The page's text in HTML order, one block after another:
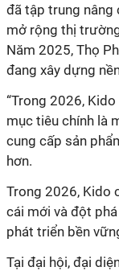
đã tập trung nâng
mở rộng thị
Năm 2025, Thọ
đang xây dựng
“Trong 2026,
mục tiêu chính là
cung cấp sản
hơn.
Trong 2026, Kido
cái mới và đột
phát triển bền
Tại đại hội, đại